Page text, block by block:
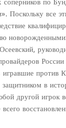
Поскольку все
игравшие против
в
другой игрок